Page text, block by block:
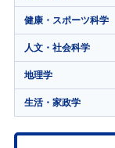
健康・スポーツ科学
人文・社会科学
地理学
生活・家政学